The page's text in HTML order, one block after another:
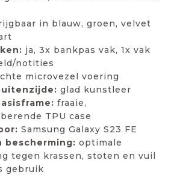
in blauw, groen, velvet
ja, 3x bankpas vak, 1x vak
notities
microvezel voering
glad kunstleer
fraaie,
TPU case
Samsung Galaxy S23 FE
bescherming: optimale
tegen krassen, stoten en vuil
gebruik